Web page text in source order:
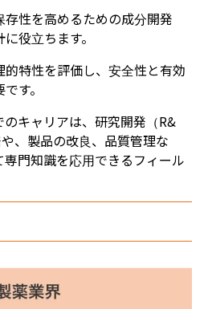
性を高めるための成分開発
役立ちます。
特性を評価し、安全性と有効
す。
キャリアは、研究開発（R&
、製品の改良、品質管理な
門知識を応用できるフィール